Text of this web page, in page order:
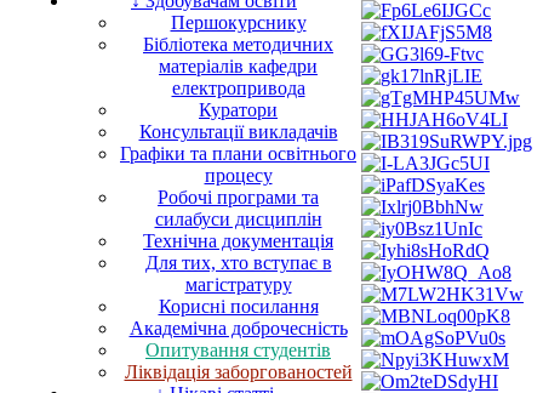
Першокурснику
Бібліотека методичних
матеріалів кафедри
електропривода
Куратори
Консультації викладачів
Графіки та плани освітнього
процесу
Робочі програми та
силабуси дисциплін
Технічна документація
Для тих, хто вступає в
магістратуру
Корисні посилання
Академічна доброчесність
Опитування студентів
Ліквідація заборгованостей